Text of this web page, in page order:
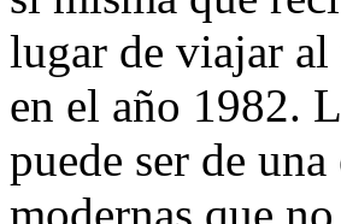
lugar de viajar
en el año 1982.
puede ser de
modernas que